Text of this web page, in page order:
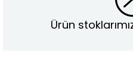
Ürün